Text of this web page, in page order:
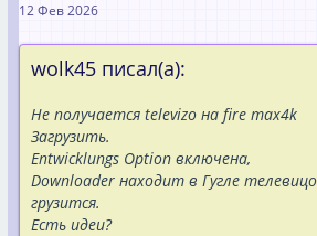
12 Фев 2026
wolk45 писал(а):
Не получается televizo на fire max4k
Загрузить.
Entwicklungs Option включена,
Downloader находит в Гугле
грузится.
Есть идеи?